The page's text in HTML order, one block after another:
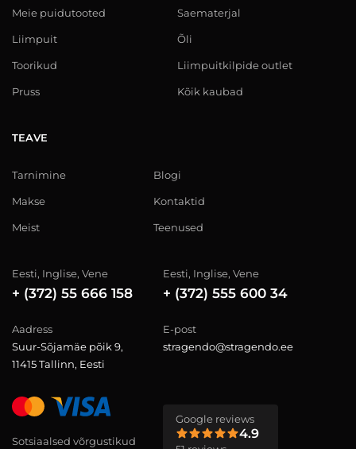
Meie puidutooted
Liimpuit
Toorikud
Pruss
Saematerjal
Õli
Liimpuitkilpide outlet
Kõik kaubad
TEAVE
Tarnimine
Makse
Meist
Blogi
Kontaktid
Teenused
Eesti, Inglise, Vene
+ (372) 55 666 158
Eesti, Inglise, Vene
+ (372) 555 600 34
Aadress
Suur-Sõjamäe põik 9,
11415 Tallinn, Eesti
E-post
stragendo@stragendo.ee
Sotsiaalsed võrgustikud
Google reviews
4.9